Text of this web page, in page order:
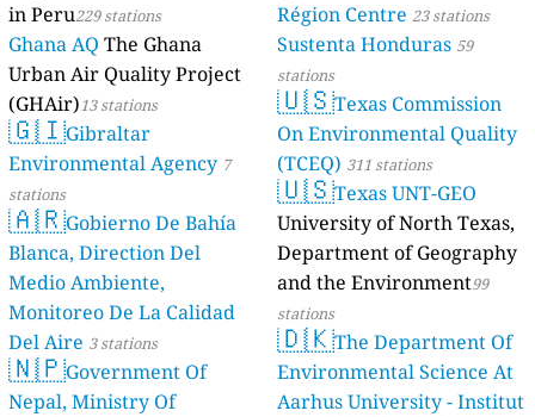
in Peru229 stations
Ghana AQ The Ghana
Urban Air Quality Project
(GHAir)13 stations
🇬🇮Gibraltar
Environmental Agency 7
stations
🇦🇷Gobierno De Bahía
Blanca, Direction Del
Medio Ambiente,
Monitoreo De La Calidad
Del Aire 3 stations
🇳🇵Government Of
Nepal, Ministry Of
Région Centre 23 stations
Sustenta Honduras 59
stations
🇺🇸Texas Commission
On Environmental Quality
(TCEQ) 311 stations
🇺🇸Texas UNT-GEO
University of North Texas,
Department of Geography
and the Environment99
stations
🇩🇰The Department Of
Environmental Science At
Aarhus University - Institut